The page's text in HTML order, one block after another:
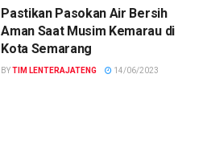
Pastikan Pasokan Air Bersih
Aman Saat Musim Kemarau di
Kota Semarang
BYTIM LENTERAJATENG 14/06/2023